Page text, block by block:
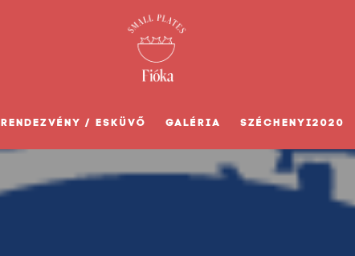
RENDEZVÉNY / ESKÜVŐ GALÉRIA SZÉCHENYI2020